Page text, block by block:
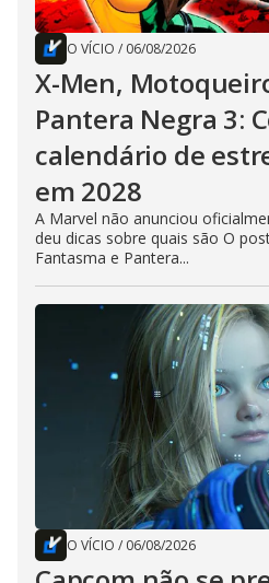
O VÍCIO / 06/08/2026
X-Men,
Pantera Negra 3:
calendário de
em 2028
A Marvel não anunciou
deu dicas sobre quais são O
Fantasma e Pantera...
O VÍCIO / 06/08/2026